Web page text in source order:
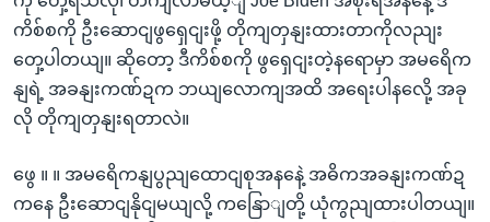
ကိစ်စကို ဦးဆောငျဖွရှေငျးဖို့ တိုကျတှနျးထားတာကိုလညျး
တှေ့ပါတယျ။ ဆိုတော့ ဒီကိစ်စကို ဖွရှေငျးတဲ့နရောမှာ အမရေိက
နျရဲ့ အခနျးကဏ်ဍက ဘယျလောကျအထိ အရေးပါနလေို့ အခု
လို တိုကျတှနျးရတာလဲ။
ဖွေ ။ ။ အမရေိကနျပွညျထောငျစုအနနေဲ့ အဓိကအခနျးကဏ်ဍ
ကနေ ဦးဆောငျနိုငျမယျလို့ ကနြောျတို့ ယုံကွညျထားပါတယျ။